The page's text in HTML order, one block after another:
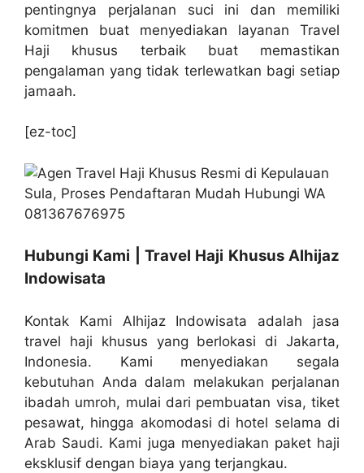
pentingnya perjalanan suci ini dan memiliki
komitmen buat menyediakan layanan Travel
Haji khusus terbaik buat memastikan
pengalaman yang tidak terlewatkan bagi setiap
jamaah.
[ez-toc]
Hubungi Kami | Travel Haji Khusus Alhijaz
Indowisata
Kontak Kami Alhijaz Indowisata adalah jasa
travel haji khusus yang berlokasi di Jakarta,
Indonesia. Kami menyediakan segala
kebutuhan Anda dalam melakukan perjalanan
ibadah umroh, mulai dari pembuatan visa, tiket
pesawat, hingga akomodasi di hotel selama di
Arab Saudi. Kami juga menyediakan paket haji
eksklusif dengan biaya yang terjangkau.